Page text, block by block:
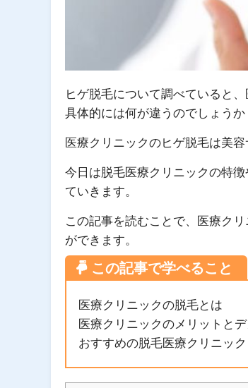
ヒゲ脱毛について調べていると
具体的には何が違うのでしょうか
医療クリニックのヒゲ脱毛は美
今日は脱毛医療クリニックの特
ていきます。
この記事を読むことで、医療ク
ができます。
医療クリニックの脱毛とは
医療クリニックのメリットとデ
おすすめの脱毛医療クリニック